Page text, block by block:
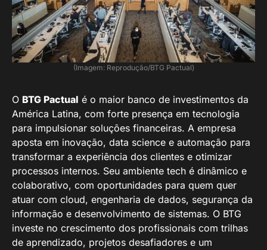
(Imagem: Reprodução/BTG Pactual)
O BTG Pactual é o maior banco de investimentos da
América Latina, com forte presença em tecnologia
para impulsionar soluções financeiras. A empresa
aposta em inovação, data science e automação para
transformar a experiência dos clientes e otimizar
processos internos. Seu ambiente tech é dinâmico e
colaborativo, com oportunidades para quem quer
atuar com cloud, engenharia de dados, segurança da
informação e desenvolvimento de sistemas. O BTG
investe no crescimento dos profissionais com trilhas
de aprendizado, projetos desafiadores e um